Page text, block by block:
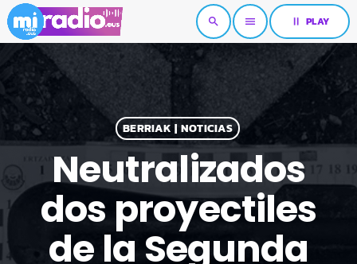
search menu pause PLAY
BERRIAK | NOTICIAS
Neutralizados
dos proyectiles
de la Segunda